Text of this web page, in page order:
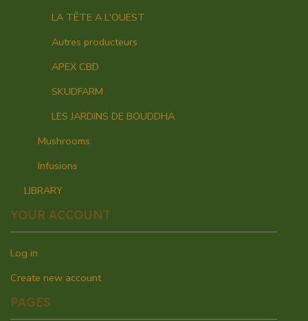
LA TÊTE A L'OUEST
Autres producteurs
APEX CBD
SKUDFARM
LES JARDINS DE BOUDDHA
Mushrooms
Infusions
LIBRARY
YOUR ACCOUNT
Log in
Create new account
PAGES